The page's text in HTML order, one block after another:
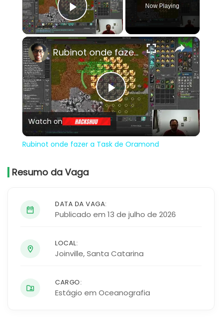
Play Video
Now Playing
×
Play
Video
Rubinot onde fazer a Task de Oramond
Watch on
Rubinot onde fazer a Task de Oramond
Resumo da Vaga
DATA DA VAGA:
Publicado em 13 de julho de 2026
LOCAL:
Joinville,Santa Catarina
CARGO:
Estágio em Oceanografia